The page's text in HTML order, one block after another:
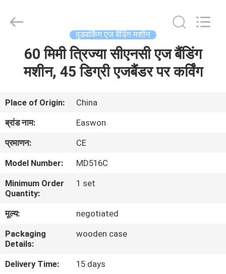
हमारे
बारे
कारखाना
गुणवत्ता
Export
वुडवर्किंग एज बैंडिंग मशीन
60 मिमी त्रिज्या सीएनसी एज बैंडिंग
मशीन, 45 डिग्री एजबैंडर पर कर्विंग
Place of Origin:
China
ब्रांड नाम:
Easwon
प्रमाणन:
CE
Model Number:
MD516C
Minimum Order
Quantity:
1 set
मूल्य:
negotiated
Packaging
Details:
wooden case
Delivery Time:
15 days